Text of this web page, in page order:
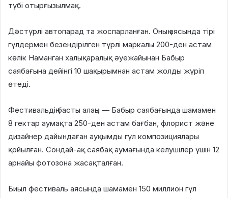
түбі отырғызылмақ.
Дәстүрлі автопарад та жоспарланған. Оның аясында тірі
гүлдермен безендірілген түрлі маркалы 200-ден астам
көлік Наманган халықаралық әуежайынан Бабыр
саябағына дейінгі 10 шақырымнан астам жолды жүріп
өтеді.
Фестивальдің басты алаңы — Бабыр саябағында шамамен
8 гектар аумақта 250-ден астам бағбан, флорист және
дизайнер дайындаған ауқымды гүл композициялары
қойылған. Сондай-ақ саябақ аумағында келушілер үшін 12
арнайы фотозона жасақталған.
Биыл фестиваль аясында шамамен 150 миллион гүл